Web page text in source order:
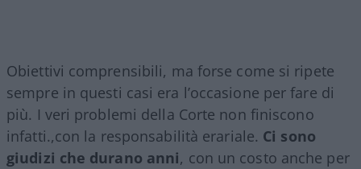
Obiettivi comprensibili, ma forse come si ripete
sempre in questi casi era l’occasione per fare di
più. I veri problemi della Corte non finiscono
infatti.,con la responsabilità erariale. Ci sono
giudizi che durano anni, con un costo anche per